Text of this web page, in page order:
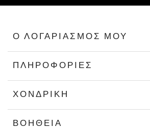
Ο ΛΟΓΑΡΙΑΣΜΌΣ ΜΟΥ
ΠΛΗΡΟΦΟΡΊΕΣ
ΧΟΝΔΡΙΚΉ
ΒΟΉΘΕΙΑ